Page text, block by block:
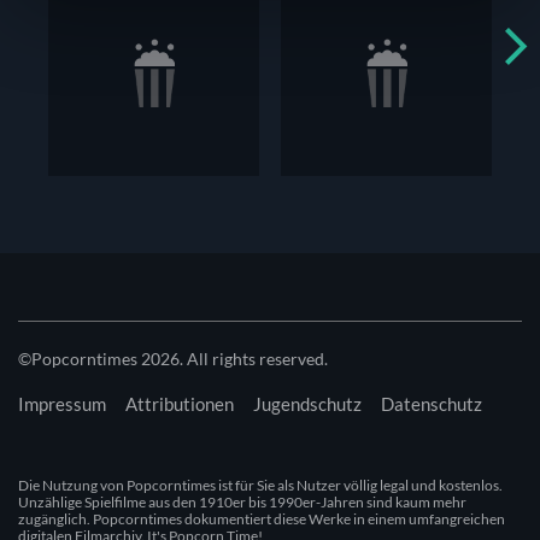
unsere Website zu analysieren. Außerdem geben wir
Informationen zu deiner Verwendung unserer Website an
©Popcorntimes 2026. All rights reserved.
Impressum Attributionen Jugendschutz Datenschutz
Die Nutzung von Popcorntimes ist für Sie als Nutzer völlig legal und kostenlos.
Unzählige Spielfilme aus den 1910er bis 1990er-Jahren sind kaum mehr
zugänglich. Popcorntimes dokumentiert diese Werke in einem umfangreichen
digitalen Filmarchiv. It's Popcorn Time!